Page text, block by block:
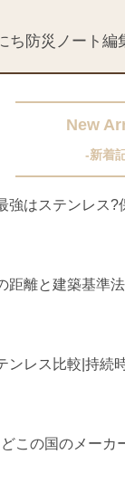
ち防災ノート
New
-新着
強はステンレス
距離と建築基準
ンレス比較|持続
この国のメーカ